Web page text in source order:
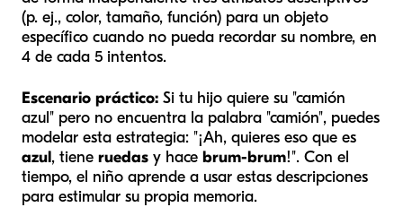
(p. ej., color, tamaño, función) para un objeto
específico cuando no pueda recordar su nombre, en
4 de cada 5 intentos.
Escenario práctico: Si tu hijo quiere su "camión
azul" pero no encuentra la palabra "camión", puedes
modelar esta estrategia: "¡Ah, quieres eso que es
azul, tiene ruedas y hace brum-brum!". Con el
tiempo, el niño aprende a usar estas descripciones
para estimular su propia memoria.